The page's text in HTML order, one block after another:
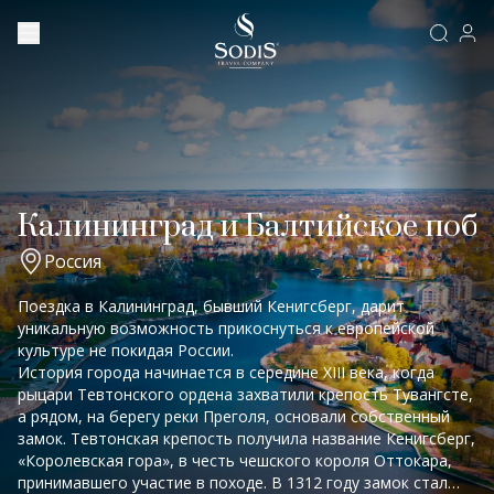
Калининград и Балтийское
Россия
Поездка в Калининград, бывший Кенигсберг, дарит
уникальную возможность прикоснуться к европейской
культуре не покидая России.
История города начинается в середине XIII века, когда
рыцари Тевтонского ордена захватили крепость Тувангсте,
а рядом, на берегу реки Преголя, основали собственный
замок. Тевтонская крепость получила название Кенигсберг,
«Королевская гора», в честь чешского короля Оттокара,
принимавшего участие в походе. В 1312 году замок стал